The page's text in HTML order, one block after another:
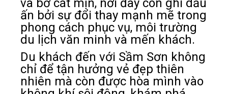
và bờ cát mịn, nơi đây còn ghi dấu
ấn bởi sự đổi thay mạnh mẽ trong
phong cách phục vụ, môi trường
du lịch văn minh và mến khách.
Du khách đến với Sầm Sơn không
chỉ để tận hưởng vẻ đẹp thiên
nhiên mà còn được hòa mình vào